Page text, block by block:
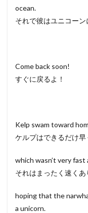
ocean.
それで彼はユニコーン
Come back soon!
すぐに戻るよ！
Kelp swam toward
ケルプはできるだけ早
which wasn’t very fast
それはまったく速くあ
hoping that the
a unicorn.